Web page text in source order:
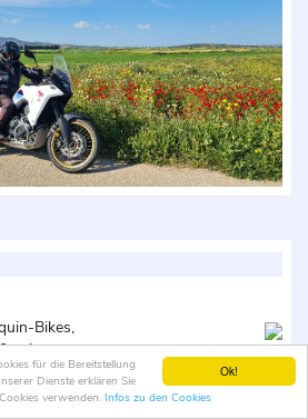
Ok!
für die Bereitstellung
Dienste erklären Sie
verwenden. Infos zu den Cookies
Bikes,
GS, Afrika